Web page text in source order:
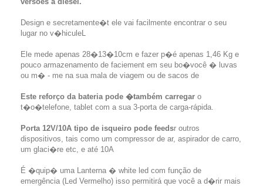
Design e secretamente�t ele vai facilmente encontrar o seu
lugar no v�hiculeL
Ele mede apenas 28�13�10cm e fazer p�é apenas 1,46 Kg e
pouco armazenamento de faciement em seu bo�você � luvas
ou m� - me na sua mala de viagem ou de sacos de
Este reforço da bateria pode �também carregar o
t�o�telefone, tablet com a sua 3-porta de carga-rápida.
Porta 12V/10A tipo de isqueiro pode feedsr outros
dispositivos, tais como um compressor de ar, aspirador de carro,
um glaci�re etc, e até 10A
É �quip� uma Lanterna � white led com função de
emergência (Led Vermelho) isso permitirá que você a d�rir mais